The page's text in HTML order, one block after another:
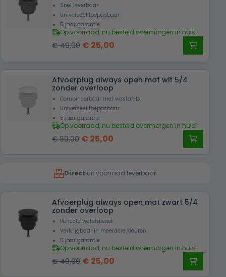
Snel leverbaar
Universeel toepasbaar
5 jaar garantie
Op voorraad, nu besteld overmorgen in huis!
€49,00 Oorspronkelijke
was:
€ 49,00.
€ 25,00
is:
€ 25,00.
Afvoerplug always open mat wit 5/4
zonder overloop
Combineerbaar met wastafels
Universeel toepasbaar
5 jaar garantie
Op voorraad, nu besteld overmorgen in huis!
€59,00 Oorspronkelijke
€ 59,00.
€ 25,00
€ 25,00.
Direct uit voorraad leverbaar
Afvoerplug always open mat zwart 5/4
zonder overloop
Perfecte waterafvoer
Verkrijgbaar in meerdere kleuren
5 jaar garantie
Op voorraad, nu besteld overmorgen in huis!
€49,00 Oorspronkelijke
€ 25,00